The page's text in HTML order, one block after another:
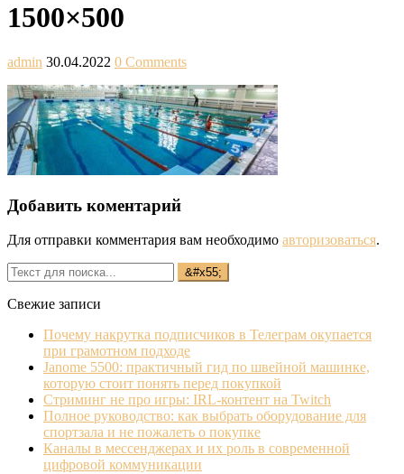
1500×500
admin 30.04.2022 0 Comments
Добавить коментарий
Для отправки комментария вам необходимо авторизоваться.
Свежие записи
Почему накрутка подписчиков в Телеграм окупается
при грамотном подходе
Janome 5500: практичный гид по швейной машинке,
которую стоит понять перед покупкой
Стриминг не про игры: IRL‐контент на Twitch
Полное руководство: как выбрать оборудование для
спортзала и не пожалеть о покупке
Каналы в мессенджерах и их роль в современной
цифровой коммуникации